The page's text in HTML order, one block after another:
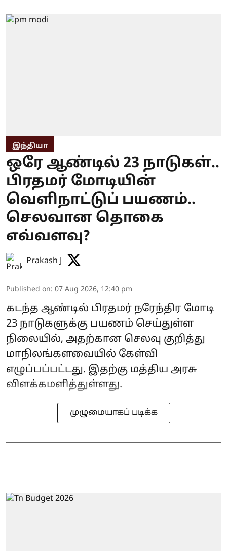
இந்தியா
ஒரே ஆண்டில் 23 நாடுகள்..
பிரதமர் மோடியின்
வெளிநாட்டுப் பயணம்..
செலவான தொகை
எவ்வளவு?
Prakash J
Published on: 07 Aug 2026, 12:40 pm
கடந்த ஆண்டில் பிரதமர் நரேந்திர மோடி
23 நாடுகளுக்கு பயணம் செய்துள்ள
நிலையில், அதற்கான செலவு குறித்து
மாநிலங்களவையில் கேள்வி
எழுப்பப்பட்டது. இதற்கு மத்திய அரசு
விளக்கமளித்துள்ளது.
முழுமையாகப் படிக்க